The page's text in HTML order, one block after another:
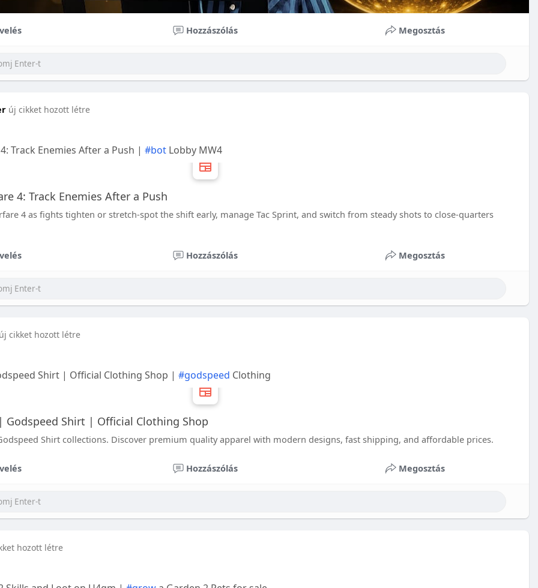
Hozzászólás Megosztás
új cikket hozott létre
Track Enemies After a Push | #botLobby MW4
4: Track Enemies After a Push
4 as fights tighten or stretch-spot the shift early, manage Tac Sprint, and switch from steady shots to close-quarters
Hozzászólás Megosztás
cikket hozott létre
Shirt | Official Clothing Shop | #godspeed Clothing
Godspeed Shirt | Official Clothing Shop
Shirt collections. Discover premium quality apparel with modern designs, fast shipping, and affordable prices.
Hozzászólás Megosztás
hozott létre